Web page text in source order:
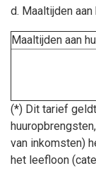
d. Maaltijden
Maaltijden aan
(*) Dit tarief
van inkomsten)
het leefloon